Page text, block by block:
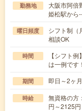
勤務地
大阪市阿倍
姫松駅から
曜日頻度
シフト制（
相談OK
時間
【シフト
は一例で
期間 即日～2ヶ
時給
無資格の方
円～2125